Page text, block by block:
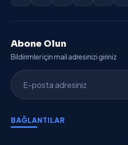
Abone Olun
Bildirimler için mail adresinizi giriniz
BAĞLANTILAR